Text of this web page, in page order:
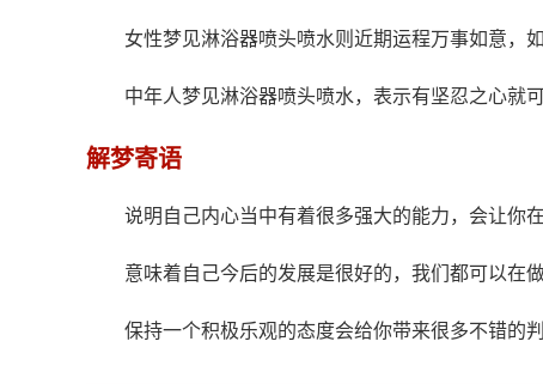
女性梦见淋浴器喷头喷水则近期运程万事如意，
中年人梦见淋浴器喷头喷水，表示有坚忍之心就
解梦寄语
说明自己内心当中有着很多强大的能力，会让你
意味着自己今后的发展是很好的，我们都可以在
保持一个积极乐观的态度会给你带来很多不错的